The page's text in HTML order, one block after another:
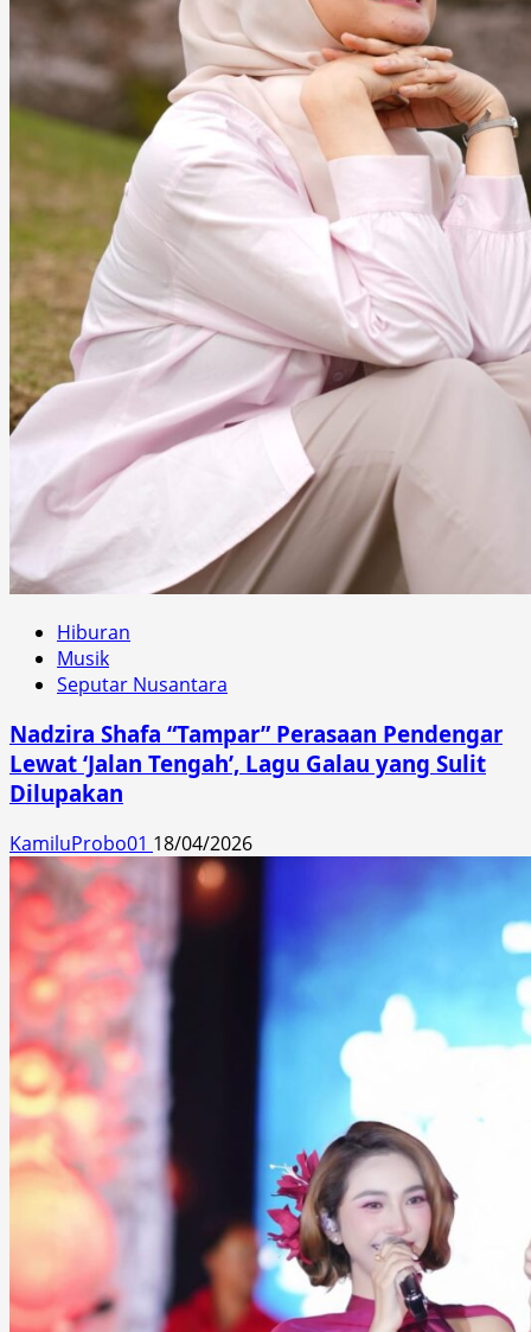
Hiburan
Musik
Seputar Nusantara
Nadzira Shafa “Tampar” Perasaan Pendengar
Lewat ‘Jalan Tengah’, Lagu Galau yang Sulit
Dilupakan
KamiluProbo01 18/04/2026